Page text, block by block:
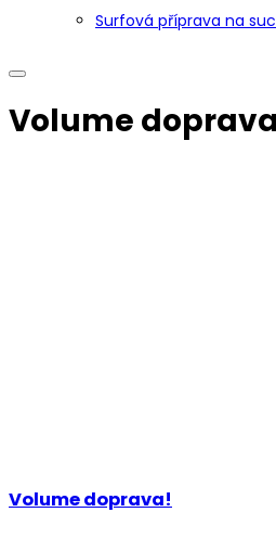
Surfová příprava na
Volume
Volume doprava!